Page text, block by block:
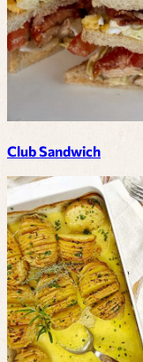
Club Sandwich